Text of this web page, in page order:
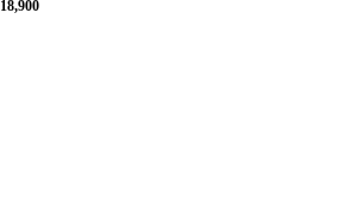
18,900